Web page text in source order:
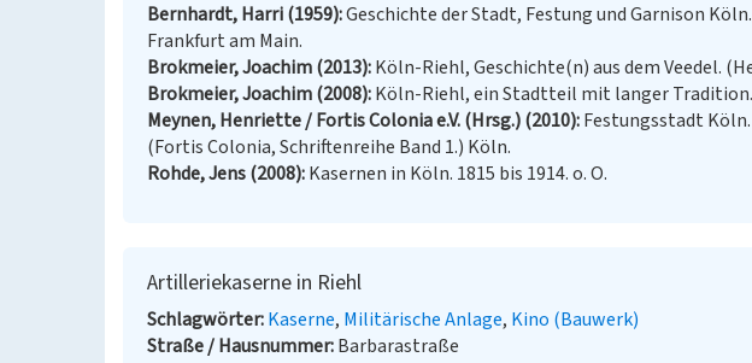
Bernhardt, Harri (1959) Geschichte der Stadt, Festung und Garnison
Frankfurt am Main.
Brokmeier, Joachim (2013) Köln-Riehl, Geschichte(n) aus dem Veedel.
Brokmeier, Joachim (2008) Köln-Riehl, ein Stadtteil mit langer
Meynen, Henriette / Fortis Colonia e.V. (Hrsg.) (2010) Festungsstadt
(Fortis Colonia, Schriftenreihe Band 1.) Köln.
Rohde, Jens (2008) Kasernen in Köln. 1815 bis 1914. o. O.
Artilleriekaserne in Riehl
Schlagwörter Kaserne Militärische Anlage Kino (Bauwerk)
Straße / Hausnummer Barbarastraße